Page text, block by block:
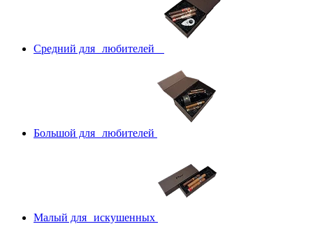
Средний для любителей
Большой для любителей
Малый для искушенных